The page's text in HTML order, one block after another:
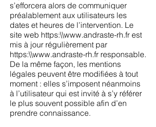
s’efforcera alors de communiquer
préalablement aux utilisateurs les
dates et heures de l’intervention. Le
site web https:\\www.andraste-rh.fr est
mis à jour régulièrement par
https:\\www.andraste-rh.fr responsable.
De la même façon, les mentions
légales peuvent être modifiées à tout
moment : elles s’imposent néanmoins
à l’utilisateur qui est invité à s’y référer
le plus souvent possible afin d’en
prendre connaissance.